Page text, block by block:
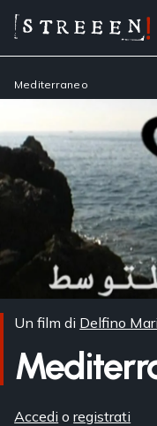
Mediterraneo
Un film di Delfino
Accedi oregistrati